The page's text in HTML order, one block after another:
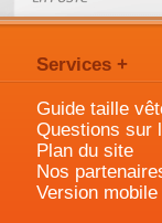
Services +
Guide taille
Questions sur
Plan du site
Nos
Version mobile